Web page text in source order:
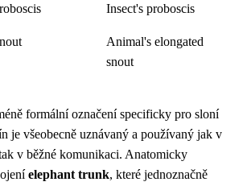
Insect's proboscis
Animal's elongated
snout
formální označení specificky pro sloní
je všeobecně uznávaný a používaný jak v
v běžné komunikaci. Anatomicky
elephant trunk, které jednoznačně